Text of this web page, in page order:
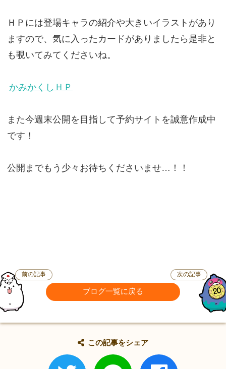
ＨＰには登場キャラの紹介や大きいイラストがあり
ますので、気に入ったカードがありましたら是非と
も覗いてみてくださいね。
かみかくしＨＰ
また今週末公開を目指して予約サイトを誠意作成中
です！
公開までもう少々お待ちくださいませ…！！
前の記事
ブログ一覧に戻る
次の記事
この記事をシェア